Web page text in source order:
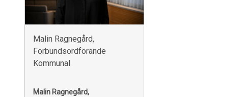
Malin Ragnegård,
Förbundsordförande
Kommunal
Malin Ragnegård,